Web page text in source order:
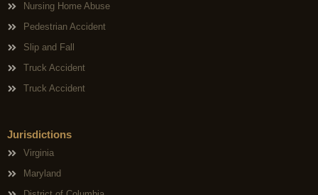
Nursing Home Abuse
Pedestrian Accident
Slip and Fall
Truck Accident
Truck Accident
Jurisdictions
Virginia
Maryland